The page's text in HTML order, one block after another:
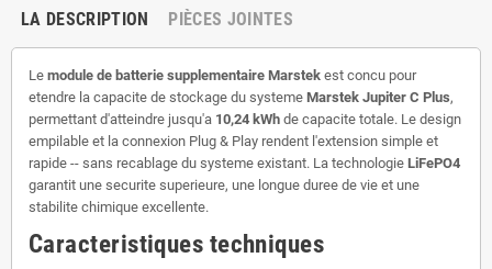
LA DESCRIPTION PIÈCES JOINTES
Le module de batterie supplementaire Marstek est concu pour
etendre la capacite de stockage du systeme Marstek Jupiter C Plus,
permettant d'atteindre jusqu'a 10,24 kWh de capacite totale. Le design
empilable et la connexion Plug & Play rendent l'extension simple et
rapide -- sans recablage du systeme existant. La technologie LiFePO4
garantit une securite superieure, une longue duree de vie et une
stabilite chimique excellente.
Caracteristiques techniques